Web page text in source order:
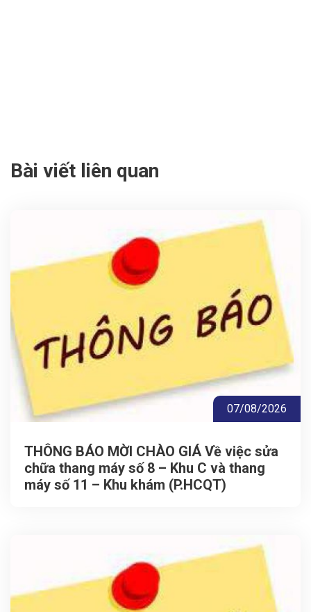
Bài viết liên quan
07/08/2026
THÔNG BÁO MỜI CHÀO GIÁ Về việc sửa
chữa thang máy số 8 – Khu C và thang
máy số 11 – Khu khám (P.HCQT)